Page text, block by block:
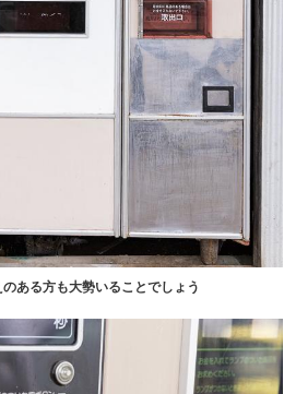
ある方も大勢いることでしょう